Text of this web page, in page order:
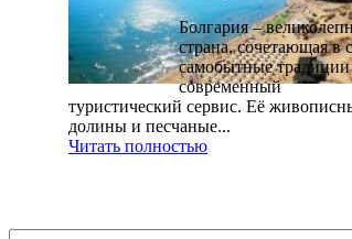
Болгария –
страна, сочетающая в
самобытные
современный
туристический сервис. Её
долины и песчаные...
Читать полностью